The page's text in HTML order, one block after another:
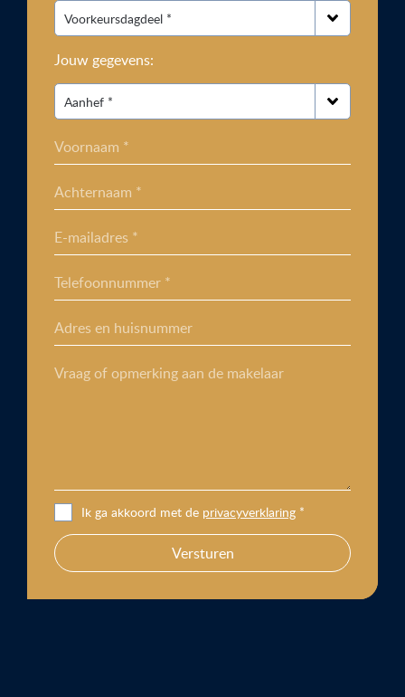
Jouw gegevens:
Voornaam *
Achternaam *
E-mailadres *
Telefoonnummer *
Adres en huisnummer
Vraag of opmerking aan de makelaar
Ik ga akkoord met de privacyverklaring *
Versturen